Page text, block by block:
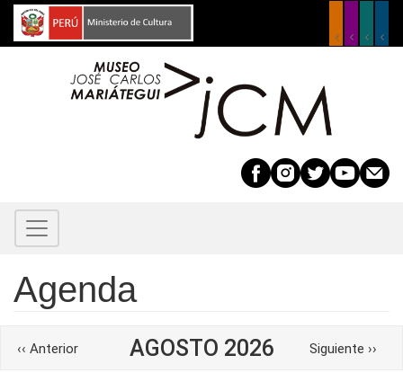
Pasar
Agenda
Paginación
‹‹ Anterior AGOSTO 2026 Siguiente ››